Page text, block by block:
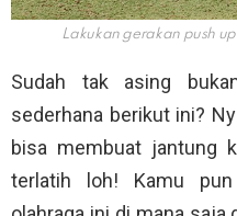
Lakukan gerakan push
Sudah tak asing
sederhana berikut ini?
bisa membuat jantung
terlatih loh! Kamu